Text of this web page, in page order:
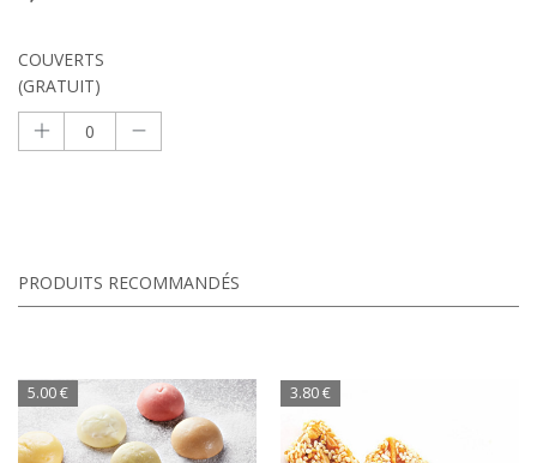
COUVERTS
(GRATUIT)
PRODUITS RECOMMANDÉS
5.00 € 3.80 €